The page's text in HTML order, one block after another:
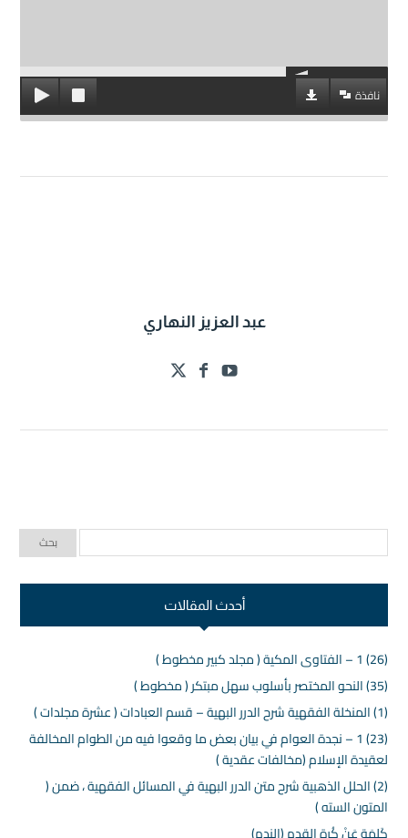
نافذة
عبد العزيز النهاري
أحدث المقالات
(26) 1 – الفتاوى المكية ( مجلد كبير مخطوط )
(35) النحو المختصر بأسلوب سهل مبتكر ( مخطوط )
(1) المنخلة الفقهية شرح الدرر البهية – قسم العبادات ( عشرة مجلدات )
(23) 1 – نجدة العوام في بيان بعض ما وقعوا فيه من الطوام المخالفة
لعقيدة الإسلام (مخالفات عقدية )
(2) الحلل الذهبية شرح متن الدرر البهية في المسائل الفقهية ، ضمن (
المتون السته )
كَلِمَة عَنْ كُرة القدم (الندم)